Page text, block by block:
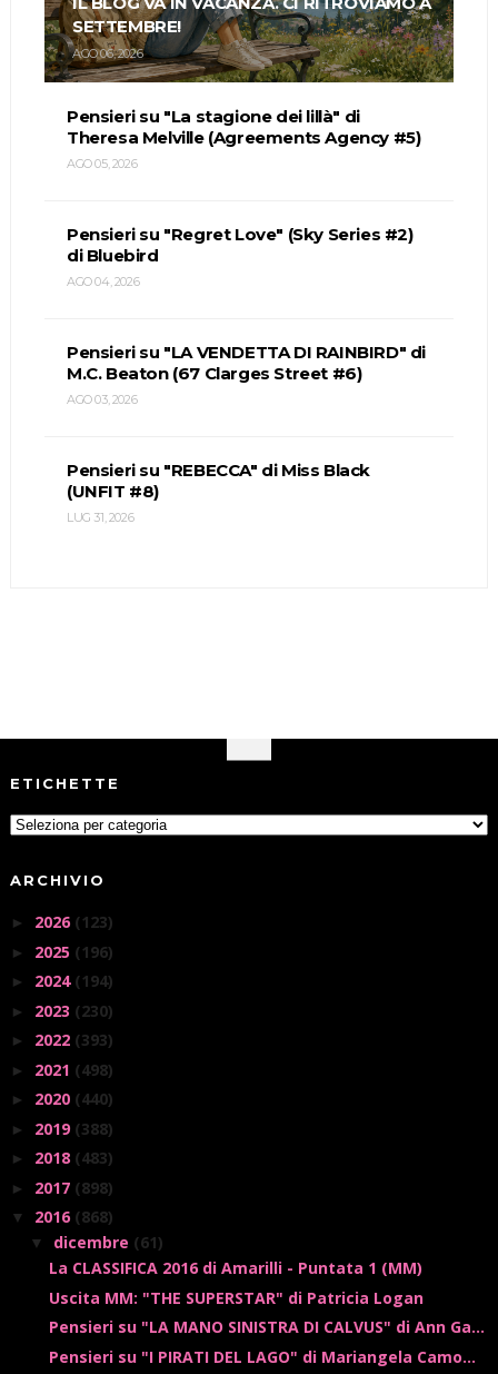
SETTEMBRE!
AGO 06, 2026
Pensieri su "La stagione dei lillà" di
Theresa Melville (Agreements Agency #5)
AGO 05, 2026
Pensieri su "Regret Love" (Sky Series #2)
di Bluebird
AGO 04, 2026
Pensieri su "LA VENDETTA DI RAINBIRD" di
M.C. Beaton (67 Clarges Street #6)
AGO 03, 2026
Pensieri su "REBECCA" di Miss Black
(UNFIT #8)
LUG 31, 2026
ETICHETTE
ARCHIVIO
► 2026 (123)
► 2025 (196)
► 2024 (194)
► 2023 (230)
► 2022 (393)
► 2021 (498)
► 2020 (440)
► 2019 (388)
► 2018 (483)
► 2017 (898)
▼ 2016 (868)
▼ dicembre (61)
La CLASSIFICA 2016 di Amarilli - Puntata 1 (MM)
Uscita MM: "THE SUPERSTAR" di Patricia Logan
Pensieri su "LA MANO SINISTRA DI CALVUS" di Ann Ga...
Pensieri su "I PIRATI DEL LAGO" di Mariangela Camo...